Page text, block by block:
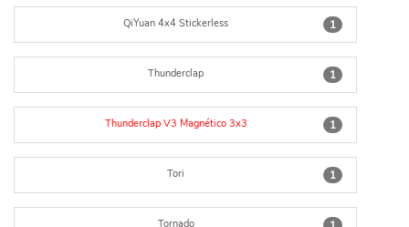
1
QiYuan 4x4 Stickerless
1
Thunderclap
1
Thunderclap V3 Magnético 3x3
1
Tori
Tornado